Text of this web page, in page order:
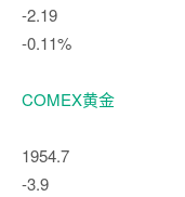
-2.19
-0.11%
COMEX黄金
1954.7
-3.9